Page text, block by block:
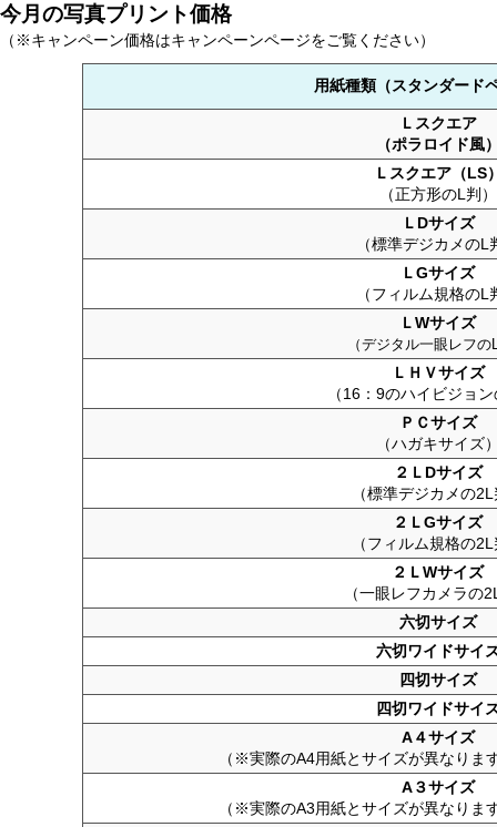
今月の写真プリント価格
（※キャンペーン価格はキャンペーンページをご覧ください）
用紙種類（スタンダード
Ｌスクエア
（ポラロイド風
Ｌスクエア（LS
（正方形のL判）
ＬDサイズ
（標準デジカメのL
ＬGサイズ
（フィルム規格のL
ＬWサイズ
（デジタル一眼レフの
ＬＨＶサイズ
（16：9のハイビジョ
ＰＣサイズ
（ハガキサイズ
２ＬDサイズ
（標準デジカメの
２ＬGサイズ
（フィルム規格の
２ＬWサイズ
（一眼レフカメラの
六切サイズ
六切ワイドサイ
四切サイズ
四切ワイドサイ
A４サイズ
（※実際のA4用紙とサイズが異なりま
A３サイズ
（※実際のA3用紙とサイズが異なりま